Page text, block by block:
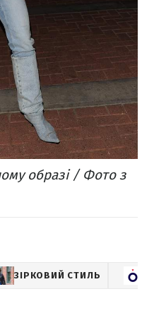
образі / Фото з
ЗІРКОВИЙ СТИЛЬ